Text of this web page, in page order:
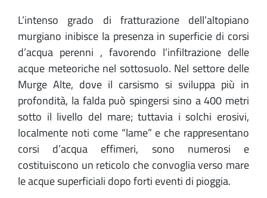
L’intenso grado di fratturazione dell’altopiano
murgiano inibisce la presenza in superficie di corsi
d’acqua perenni , favorendo l’infiltrazione delle
acque meteoriche nel sottosuolo. Nel settore delle
Murge Alte, dove il carsismo si sviluppa più in
profondità, la falda può spingersi sino a 400 metri
sotto il livello del mare; tuttavia i solchi erosivi,
localmente noti come “lame” e che rappresentano
corsi d’acqua effimeri, sono numerosi e
costituiscono un reticolo che convoglia verso mare
le acque superficiali dopo forti eventi di pioggia.